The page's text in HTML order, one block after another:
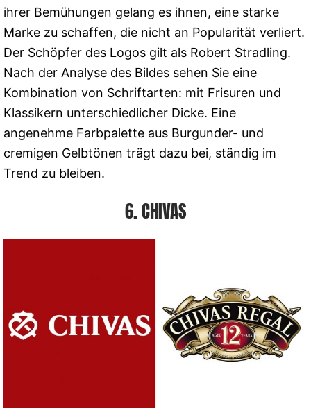
ihrer Bemühungen gelang es ihnen, eine starke
Marke zu schaffen, die nicht an Popularität verliert.
Der Schöpfer des Logos gilt als Robert Stradling.
Nach der Analyse des Bildes sehen Sie eine
Kombination von Schriftarten: mit Frisuren und
Klassikern unterschiedlicher Dicke. Eine
angenehme Farbpalette aus Burgunder- und
cremigen Gelbtönen trägt dazu bei, ständig im
Trend zu bleiben.
6. CHIVAS